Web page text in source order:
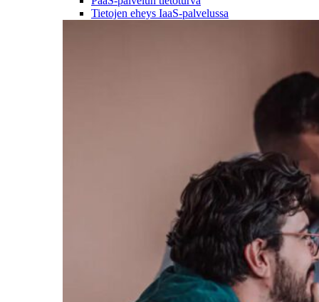
Tietojen eheys IaaS-palvelussa